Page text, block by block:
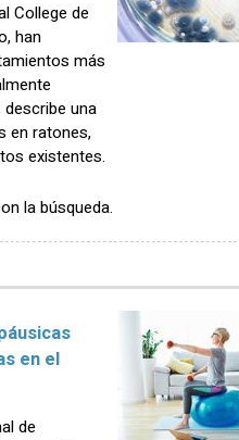
College de
han
más
una
en ratones,
existentes.
la búsqueda.
en el
de